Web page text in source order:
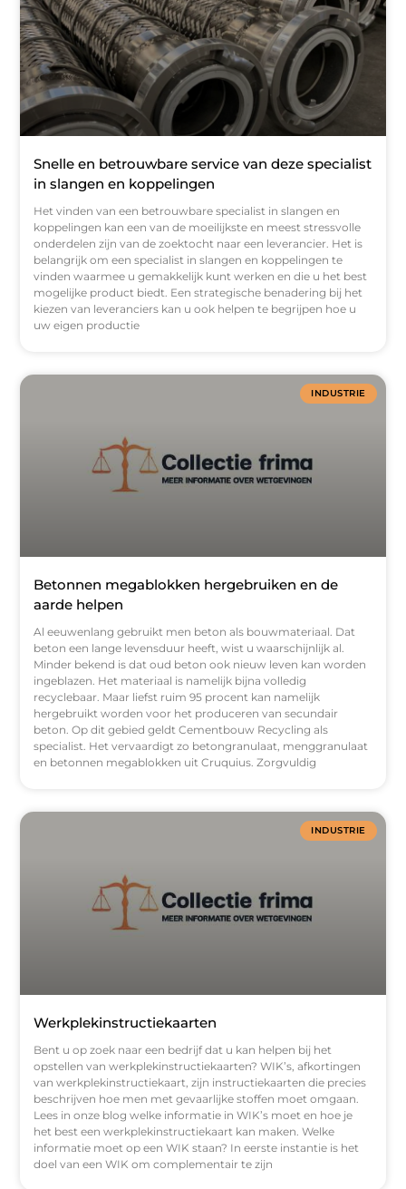
Snelle en betrouwbare service van deze specialist
in slangen en koppelingen
Het vinden van een betrouwbare specialist in slangen en
koppelingen kan een van de moeilijkste en meest stressvolle
onderdelen zijn van de zoektocht naar een leverancier. Het is
belangrijk om een ​​specialist in slangen en koppelingen te
vinden waarmee u gemakkelijk kunt werken en die u het best
mogelijke product biedt. Een strategische benadering bij het
kiezen van leveranciers kan u ook helpen te begrijpen hoe u
uw eigen productie
INDUSTRIE
Betonnen megablokken hergebruiken en de
aarde helpen
Al eeuwenlang gebruikt men beton als bouwmateriaal. Dat
beton een lange levensduur heeft, wist u waarschijnlijk al.
Minder bekend is dat oud beton ook nieuw leven kan worden
ingeblazen. Het materiaal is namelijk bijna volledig
recyclebaar. Maar liefst ruim 95 procent kan namelijk
hergebruikt worden voor het produceren van secundair
beton. Op dit gebied geldt Cementbouw Recycling als
specialist. Het vervaardigt zo betongranulaat, menggranulaat
en betonnen megablokken uit Cruquius. Zorgvuldig
INDUSTRIE
Werkplekinstructiekaarten
Bent u op zoek naar een bedrijf dat u kan helpen bij het
opstellen van werkplekinstructiekaarten? WIK’s, afkortingen
van werkplekinstructiekaart, zijn instructiekaarten die precies
beschrijven hoe men met gevaarlijke stoffen moet omgaan.
Lees in onze blog welke informatie in WIK’s moet en hoe je
het best een werkplekinstructiekaart kan maken. Welke
informatie moet op een WIK staan? In eerste instantie is het
doel van een WIK om complementair te zijn